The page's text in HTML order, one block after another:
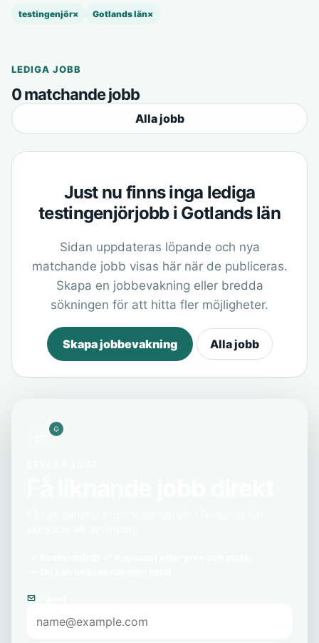
testingenjör× Gotlands län×
LEDIGA JOBB
0 matchande jobb
Alla jobb
Just nu finns inga lediga
testingenjörjobb i Gotlands län
Sidan uppdateras löpande och nya
matchande jobb visas här när de publiceras.
Skapa en jobbevakning eller bredda
sökningen för att hitta fler möjligheter.
Skapa jobbevakning Alla jobb